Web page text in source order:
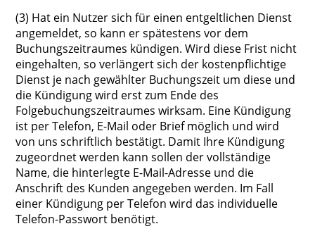
(3) Hat ein Nutzer sich für einen entgeltlichen Dienst
angemeldet, so kann er spätestens vor dem
Buchungszeitraumes kündigen. Wird diese Frist nicht
eingehalten, so verlängert sich der kostenpflichtige
Dienst je nach gewählter Buchungszeit um diese und
die Kündigung wird erst zum Ende des
Folgebuchungszeitraumes wirksam. Eine Kündigung
ist per Telefon, E-Mail oder Brief möglich und wird
von uns schriftlich bestätigt. Damit Ihre Kündigung
zugeordnet werden kann sollen der vollständige
Name, die hinterlegte E-Mail-Adresse und die
Anschrift des Kunden angegeben werden. Im Fall
einer Kündigung per Telefon wird das individuelle
Telefon-Passwort benötigt.